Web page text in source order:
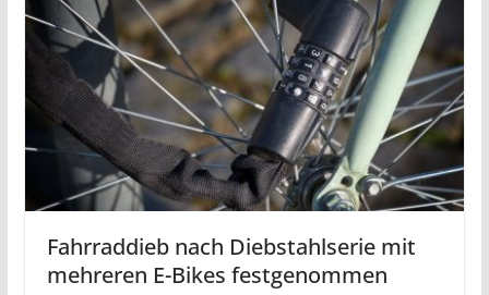
Fahrraddieb nach Diebstahlserie mit
mehreren E-Bikes festgenommen